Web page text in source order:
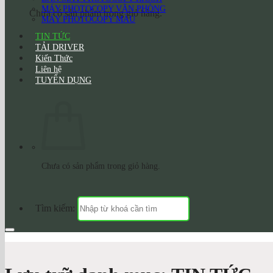
Chưa có sản phẩm trong giỏ hàng.
MÁY PHOTOCOPY VĂN PHÒNG
MÁY PHOTOCOPY MÀU
TIN TỨC
TẢI DRIVER
Kiến Thức
Liên hệ
TUYỂN DỤNG
Chưa có sản phẩm trong giỏ hàng.
Tìm kiếm: